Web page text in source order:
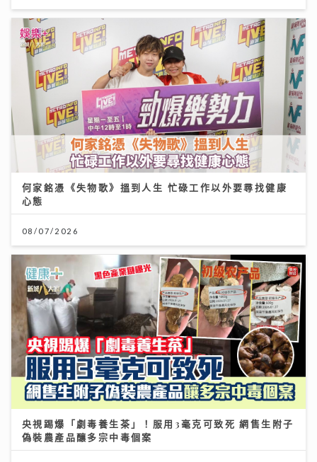
何家銘憑《失物歌》搵到人生 忙碌工作以外要尋找健康
心態
08/07/2026
央視踢爆「劇毒養生茶」！服用3毫克可致死 網售生附子
偽裝農產品釀多宗中毒個案